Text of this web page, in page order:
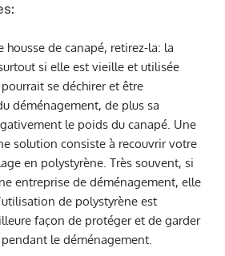
housse de canapé, retirez-la: la
si elle est vieille et utilisée
se déchirer et être
déménagement, de plus sa
le poids du canapé. Une
solution consiste à recouvrir votre
en polystyrène. Très souvent, si
entreprise de déménagement, elle
de polystyrène est
façon de protéger et de garder
le déménagement.